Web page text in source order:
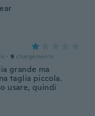
· 9 chargements
grande ma
taglia piccola.
usare, quindi